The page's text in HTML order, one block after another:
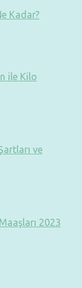
Kadar?
ile Kilo
ve
2023